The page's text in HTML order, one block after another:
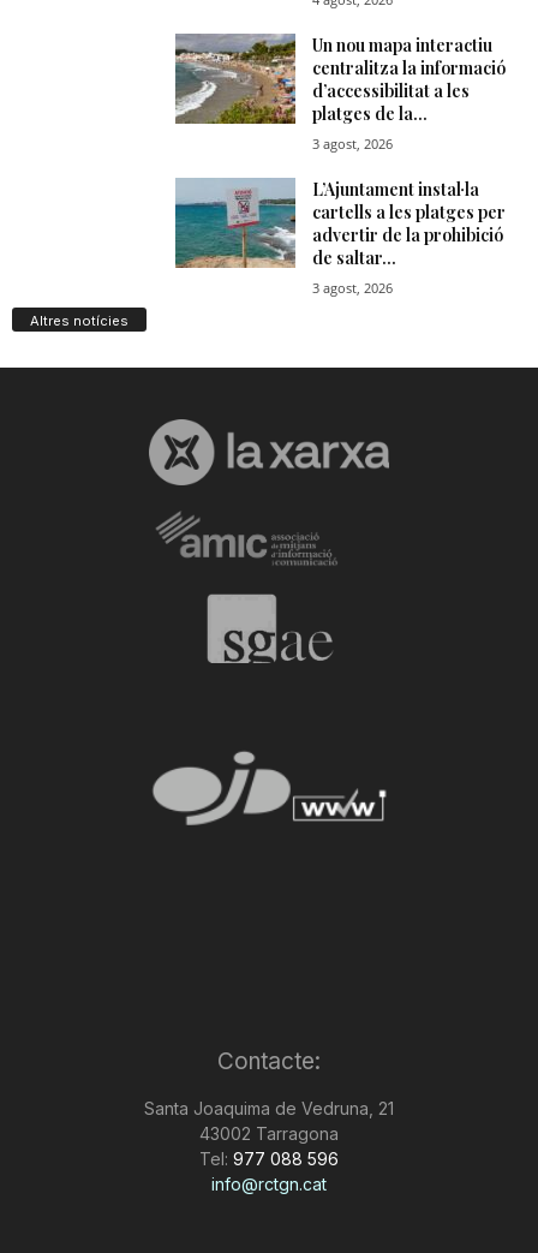
Altres notícies
Contacte:
Santa Joaquima de Vedruna, 21
43002 Tarragona
Tel: 977 088 596
info@rctgn.cat